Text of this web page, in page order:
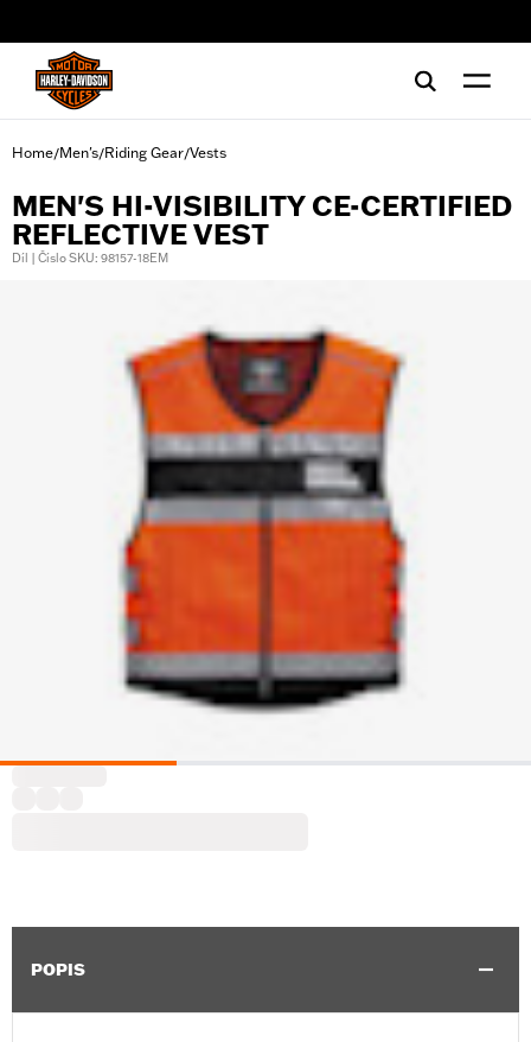
Home/Men's/Riding Gear/Vests
MEN'S HI-VISIBILITY CE-CERTIFIED
REFLECTIVE VEST
Díl | Číslo SKU: 98157-18EM
POPIS